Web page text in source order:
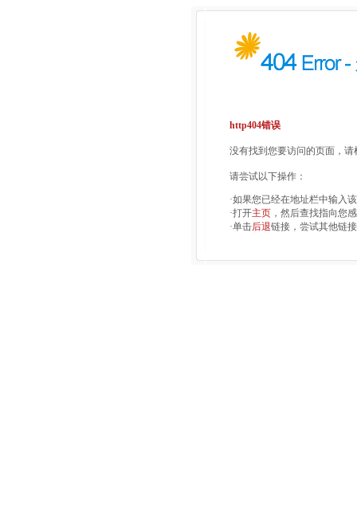
http404错误
没有找到您要访问的页面，
请尝试以下操作：
·如果您已经在地址栏中输入
·打开主页 ，然后查找指向您
·单击后退链接，尝试其他链